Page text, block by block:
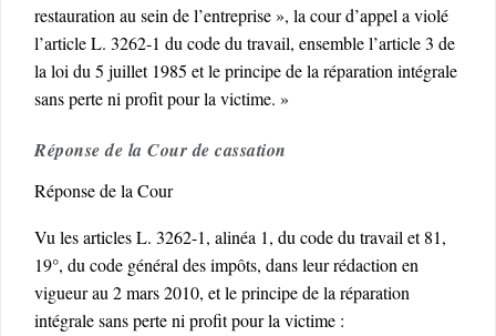
restauration au sein de l’entreprise », la cour d’appel a violé
l’article L. 3262-1 du code du travail, ensemble l’article 3 de
la loi du 5 juillet 1985 et le principe de la réparation intégrale
sans perte ni profit pour la victime. »
Réponse de la Cour de cassation
Réponse de la Cour
Vu les articles L. 3262-1, alinéa 1, du code du travail et 81,
19°, du code général des impôts, dans leur rédaction en
vigueur au 2 mars 2010, et le principe de la réparation
intégrale sans perte ni profit pour la victime :